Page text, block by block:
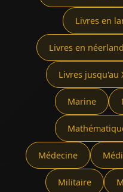
Livres en
Livres en
Livres jusqu'au
Marine
Médecine
Militaire